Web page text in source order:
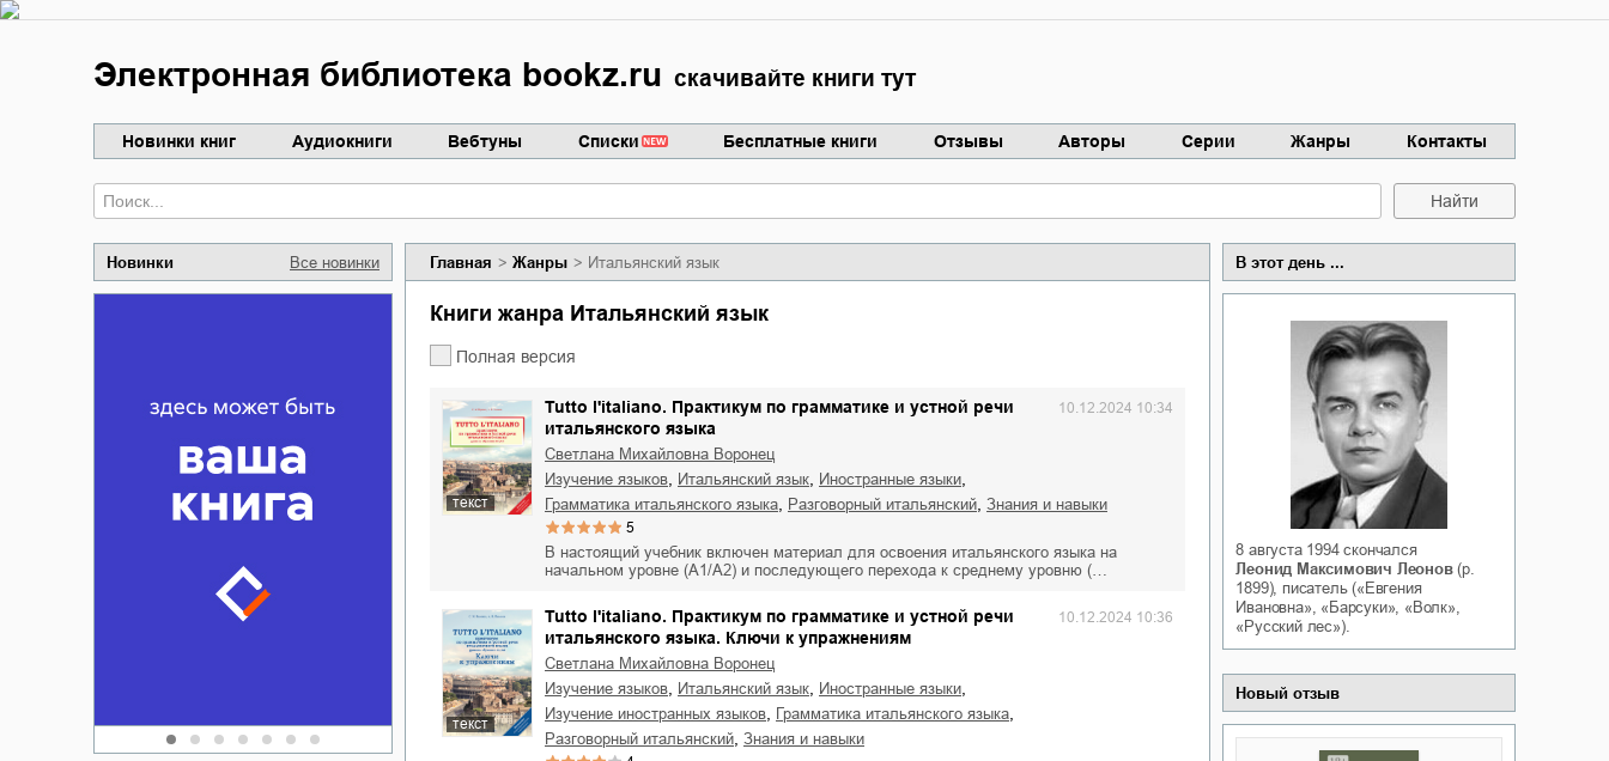
Электронная библиотека bookz.ru скачивайте книги тут
Новинки книг Аудиокниги Вебтуны Списки Бесплатные книги Отзывы Авторы Серии Жанры Контакты
Найти
Новинки Все новинки
Забытая земля Новоросии:
о судьбе Кировоградской
Сергей Николаевич Сидоренко
о судьбе Кировоградской
Сергей Николаевич Сидоренко
Личный интерес
Белая ворона на факультете
Теней
Оксана Гринберга
Главная Жанры Итальянский язык
Книги жанра Итальянский язык
Полная версия
текст
Tutto l'italiano. Практикум по грамматике и устной речи
итальянского языка
10.12.2024 10:34
Светлана Михайловна Воронец
изучение языков
итальянский язык иностранные языки
грамматика итальянского языка разговорный итальянский знания и навыки
5
В настоящий учебник включен материал для освоения итальянского языка на
начальном уровне (А1/А2) и последующего перехода к среднему уровню (…
текст
Tutto l'italiano. Практикум по грамматике и устной речи
итальянского языка. Ключи к упражнениям
10.12.2024 10:36
Светлана Михайловна Воронец
изучение языков
итальянский язык иностранные языки
изучение иностранных языков грамматика итальянского языка
разговорный итальянский знания и навыки
В этот день ...
8 августа 1994 скончался
Леонид Максимович Леонов(р.
1899), писатель («Евгения
Ивановна», «Барсуки», «Волк»,
«Русский лес»).
Новый отзыв